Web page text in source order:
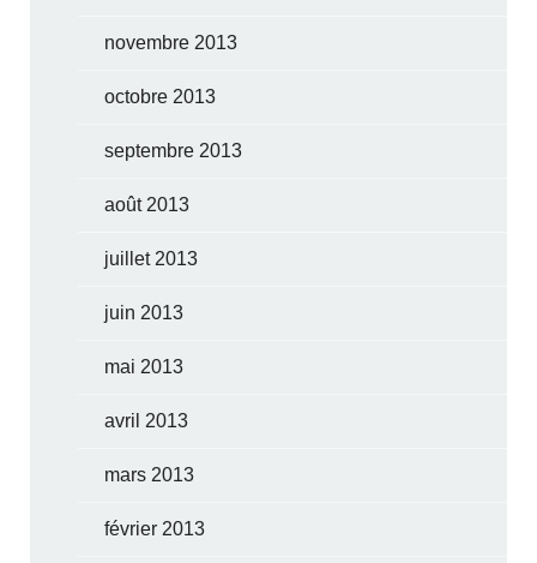
novembre 2013
octobre 2013
septembre 2013
août 2013
juillet 2013
juin 2013
mai 2013
avril 2013
mars 2013
février 2013